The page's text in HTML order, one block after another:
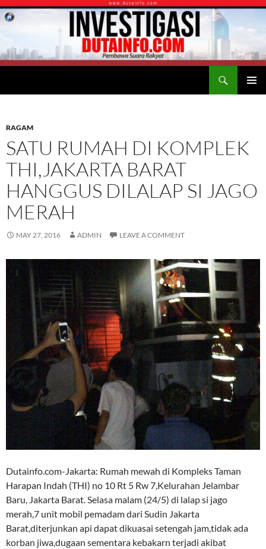
RAGAM
SATU RUMAH DI KOMPLEK
THI,JAKARTA BARAT
HANGGUS DILALAP SI JAGO
MERAH
MAY 27, 2016 ADMIN LEAVE A COMMENT
Dutainfo.com-Jakarta: Rumah mewah di Kompleks Taman
Harapan Indah (THI) no 10 Rt 5 Rw 7,Kelurahan Jelambar
Baru, Jakarta Barat. Selasa malam (24/5) di lalap si jago
merah,7 unit mobil pemadam dari Sudin Jakarta
Barat,diterjunkan api dapat dikuasai setengah jam,tidak ada
korban jiwa,dugaan sementara kebakarn terjadi akibat